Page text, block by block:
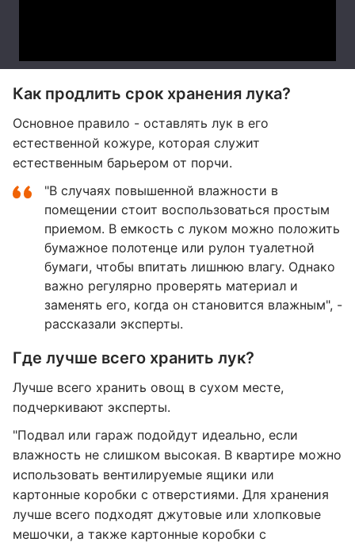
Как продлить срок хранения лука?
Основное правило - оставлять лук в его
естественной кожуре, которая служит
естественным барьером от порчи.
"В случаях повышенной влажности в
помещении стоит воспользоваться простым
приемом. В емкость с луком можно положить
бумажное полотенце или рулон туалетной
бумаги, чтобы впитать лишнюю влагу. Однако
важно регулярно проверять материал и
заменять его, когда он становится влажным", -
рассказали эксперты.
Где лучше всего хранить лук?
Лучше всего хранить овощ в сухом месте,
подчеркивают эксперты.
"Подвал или гараж подойдут идеально, если
влажность не слишком высокая. В квартире можно
использовать вентилируемые ящики или
картонные коробки с отверстиями. Для хранения
лучше всего подходят джутовые или хлопковые
мешочки, а также картонные коробки с